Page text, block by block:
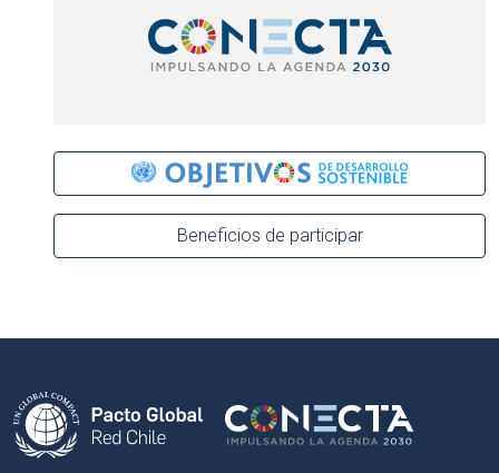
Beneficios de participar